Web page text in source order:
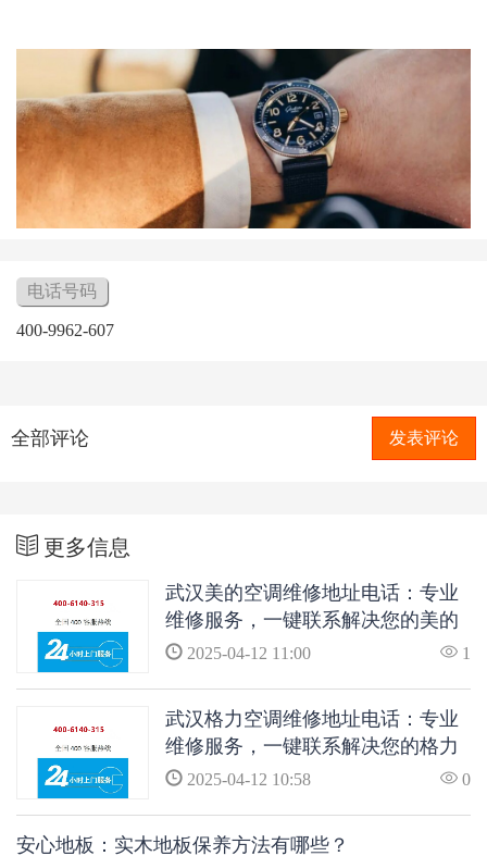
电话号码
400-9962-607
全部评论 发表评论
更多信息
武汉美的空调维修地址电话：专业
维修服务，一键联系解决您的美的
空调问题
2025-04-12 11:00 1
武汉格力空调维修地址电话：专业
维修服务，一键联系解决您的格力
空调问题
2025-04-12 10:58 0
安心地板：实木地板保养方法有哪些？